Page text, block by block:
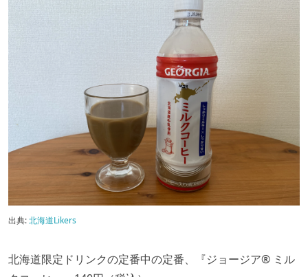
出典:北海道Likers
北海道限定ドリンクの定番中の定番、『ジョージア® ミル